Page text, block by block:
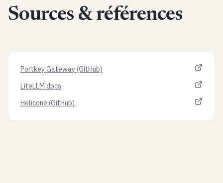
Sources & références
Portkey Gateway (GitHub)
LiteLLM docs
Helicone (GitHub)